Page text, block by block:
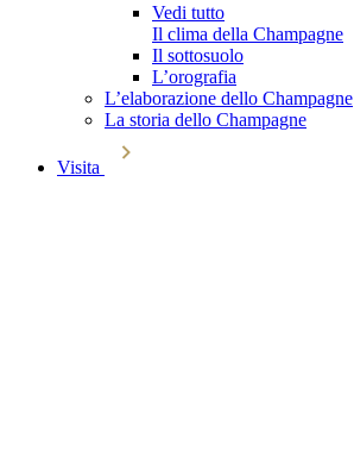
Vedi tutto
Il clima della Champagne
Il sottosuolo
L’orografia
L’elaborazione dello Champagne
La storia dello Champagne
Visita